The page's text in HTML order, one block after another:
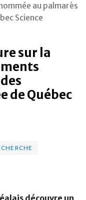
au palmarès
Science
sur la
de Québec
découvre un